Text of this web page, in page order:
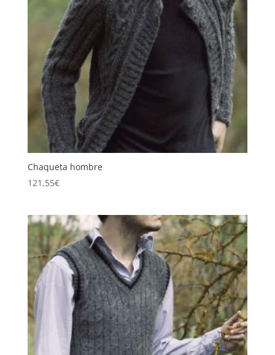
Chaqueta hombre
121,55€